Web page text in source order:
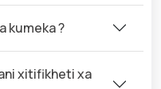
kumeka ?
xitifikheti xa